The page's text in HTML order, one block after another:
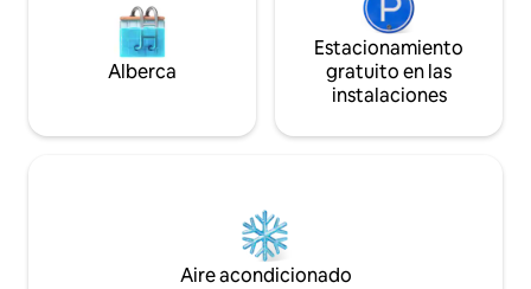
Alberca
Estacionamiento
gratuito en las
instalaciones
Aire acondicionado